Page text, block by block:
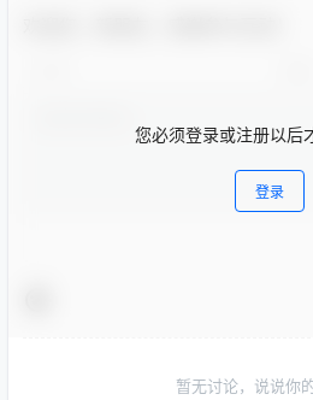
您必须登录或注册以后
登录
暂无讨论，说说你